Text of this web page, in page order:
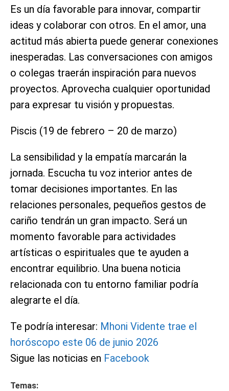
Es un día favorable para innovar, compartir
ideas y colaborar con otros. En el amor, una
actitud más abierta puede generar conexiones
inesperadas. Las conversaciones con amigos
o colegas traerán inspiración para nuevos
proyectos. Aprovecha cualquier oportunidad
para expresar tu visión y propuestas.
Piscis (19 de febrero – 20 de marzo)
La sensibilidad y la empatía marcarán la
jornada. Escucha tu voz interior antes de
tomar decisiones importantes. En las
relaciones personales, pequeños gestos de
cariño tendrán un gran impacto. Será un
momento favorable para actividades
artísticas o espirituales que te ayuden a
encontrar equilibrio. Una buena noticia
relacionada con tu entorno familiar podría
alegrarte el día.
Te podría interesar: Mhoni Vidente trae el
horóscopo este 06 de junio 2026
Sigue las noticias en Facebook
Temas: